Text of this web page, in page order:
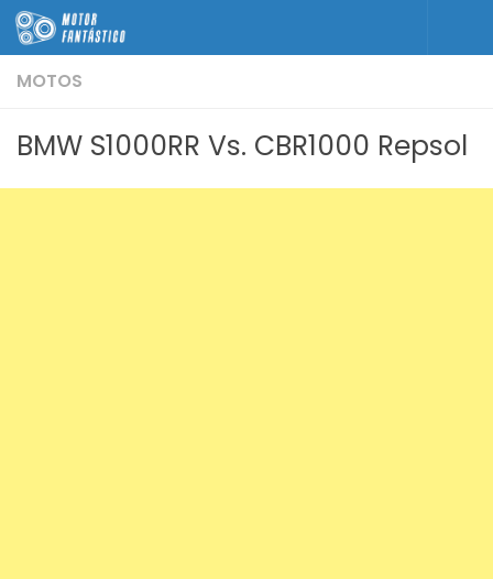
Skip to content
MOTOS
BMW S1000RR Vs. CBR1000 Repsol